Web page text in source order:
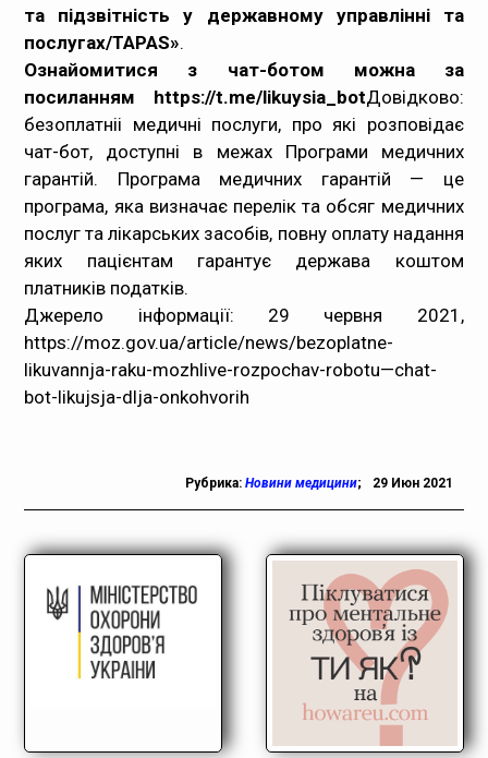
та підзвітність у державному управлінні та
послугах/TAPAS».
Ознайомитися з чат-ботом можна за
посиланням https://t.me/likuysia_botДовідково:
безоплатніі медичні послуги, про які розповідає
чат-бот, доступні в межах Програми медичних
гарантій. Програма медичних гарантій — це
програма, яка визначає перелік та обсяг медичних
послуг та лікарських засобів, повну оплату надання
яких пацієнтам гарантує держава коштом
платників податків.
Джерело інформації: 29 червня 2021,
https://moz.gov.ua/article/news/bezoplatne-
likuvannja-raku-mozhlive-rozpochav-robotu—chat-
bot-likujsja-dlja-onkohvorih
Рубрика: Новини медицини; 29 Июн 2021